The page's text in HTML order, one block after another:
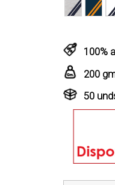
100%
200
50